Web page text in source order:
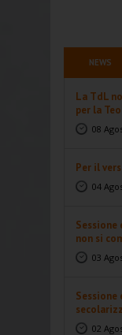
NEWS
La TdL
per la
08
Per il
04
Sessione
non si
03
Sessione
02